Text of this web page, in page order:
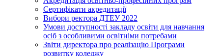
Сертифікати акредитації
Вибори ректора ДТЕУ 2022
Умови доступності закладу освіти для навчання
осіб з особливими освітніми потребами
Звіти директора про реалізацію Програми
розвитку коледжу